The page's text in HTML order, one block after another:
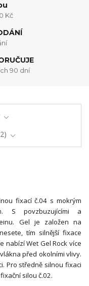
Kč
90 dní
2
fixací č.04 s mokrým
S povzbuzujícími a
Gel je založen na
tím silnější fixace
nabízí Wet Gel Rock více
před okolními vlivy.
Pro středně silnou fixaci
silou č.02.